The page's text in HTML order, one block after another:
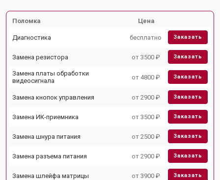
Поломка Цена
Диагностика бесплатно Заказать
Замена резистора от 3500 ₽ Заказать
Замена платы обработки
видеосигнала
от 4800 ₽ Заказать
Замена кнопок управления от 2900 ₽ Заказать
Замена ИК-приемника от 3500 ₽ Заказать
Замена шнура питания от 2500 ₽ Заказать
Замена разъема питания от 2900 ₽ Заказать
Замена шлейфа матрицы от 3900 ₽ Заказать